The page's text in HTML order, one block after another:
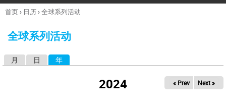
你
这
首页› 日历›全球系列活动
全球系列活动
月 日 年
2024 « Prev Next »